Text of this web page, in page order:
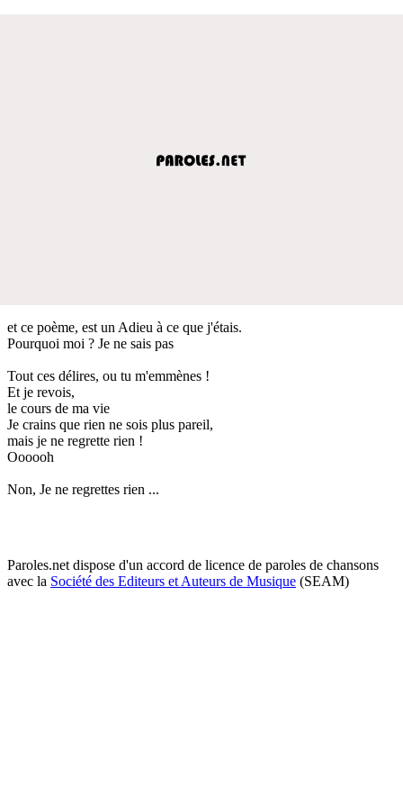
et ce poème, est un Adieu à ce que j'étais.
Pourquoi moi ? Je ne sais pas
Tout ces délires, ou tu m'emmènes !
Et je revois,
le cours de ma vie
Je crains que rien ne sois plus pareil,
mais je ne regrette rien !
Oooooh
Non, Je ne regrettes rien ...
Paroles.net dispose d'un accord de licence de paroles de chansons
avec la Société des Editeurs et Auteurs de Musique (SEAM)